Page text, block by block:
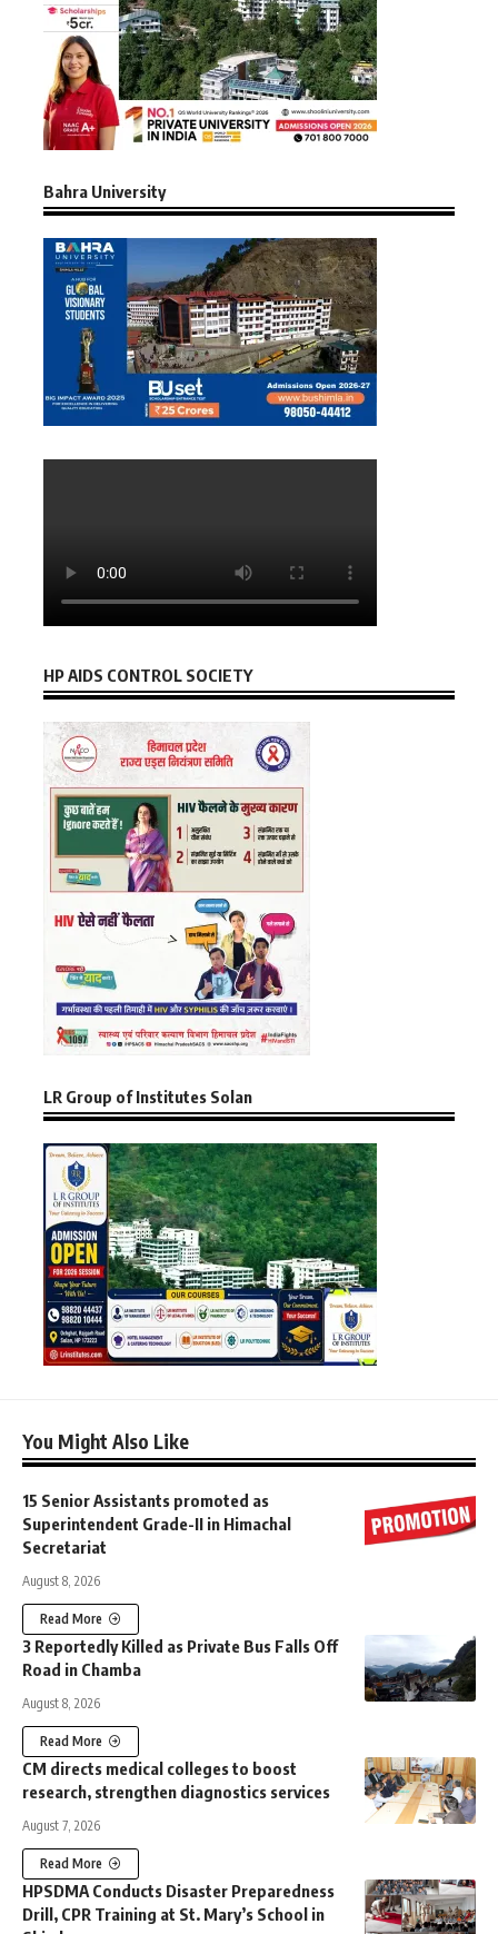
Bahra University
HP AIDS CONTROL SOCIETY
LR Group of Institutes Solan
You Might Also Like
15 Senior Assistants promoted as
Superintendent Grade-II in Himachal
Secretariat
August 8, 2026
Read More
3 Reportedly Killed as Private Bus Falls Off
Road in Chamba
August 8, 2026
Read More
CM directs medical colleges to boost
research, strengthen diagnostics services
August 7, 2026
Read More
HPSDMA Conducts Disaster Preparedness
Drill, CPR Training at St. Mary’s School in